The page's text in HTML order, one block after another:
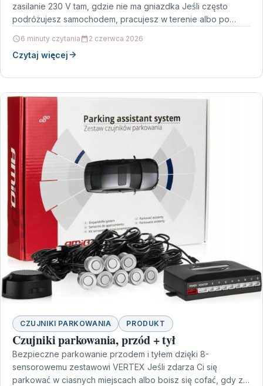
zasilanie 230 V tam, gdzie nie ma gniazdka Jeśli często
podróżujesz samochodem, pracujesz w terenie albo po…
6 minuty czytania 2 czerwca 2026
Czytaj więcej
CZUJNIKI PARKOWANIA PRODUKT
Czujniki parkowania, przód + tył
Bezpieczne parkowanie przodem i tyłem dzięki 8-
sensorowemu zestawowi VERTEX Jeśli zdarza Ci się
parkować w ciasnych miejscach albo boisz się cofać, gdy za